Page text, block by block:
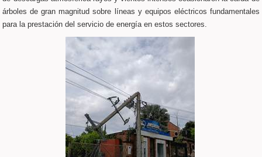
árboles de gran magnitud sobre líneas y equipos eléctricos fundamentales
para la prestación del servicio de energía en estos sectores.